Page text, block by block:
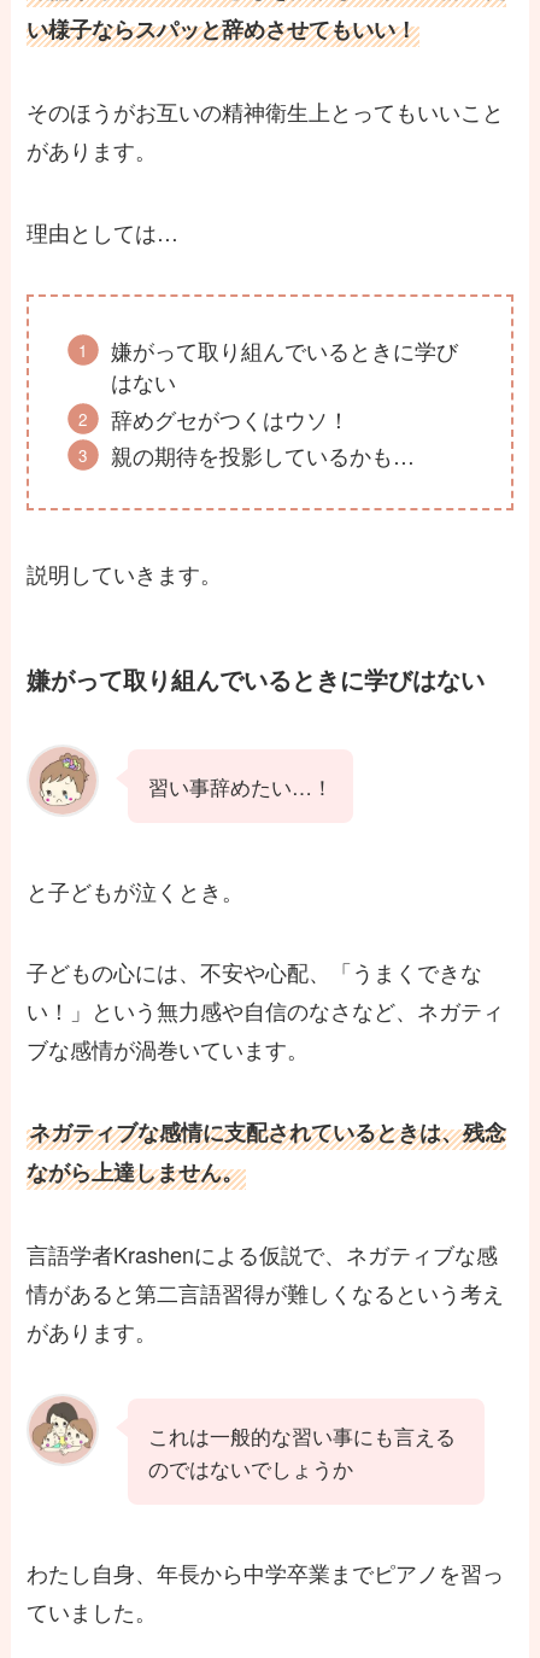
い様子ならスパッと辞めさせてもいい！
そのほうがお互いの精神衛生上とってもいいこと
があります。
理由としては…
嫌がって取り組んでいるときに学び
はない
辞めグセがつくはウソ！
親の期待を投影しているかも…
説明していきます。
嫌がって取り組んでいるときに学びはない
習い事辞めたい…！
と子どもが泣くとき。
子どもの心には、不安や心配、「うまくできな
い！」という無力感や自信のなさなど、ネガティ
ブな感情が渦巻いています。
ネガティブな感情に支配されているときは、残念
ながら上達しません。
言語学者Krashenによる仮説で、ネガティブな感
情があると第二言語習得が難しくなるという考え
があります。
これは一般的な習い事にも言える
のではないでしょうか
わたし自身、年長から中学卒業までピアノを習っ
ていました。